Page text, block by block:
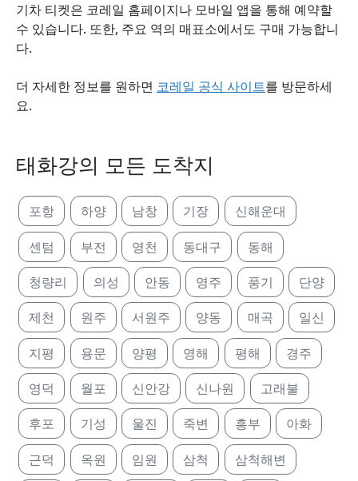
기차 티켓은 코레일 홈페이지나 모바일 앱을 통해 예약할
수 있습니다. 또한, 주요 역의 매표소에서도 구매 가능합니
다.
더 자세한 정보를 원하면 코레일 공식 사이트를 방문하세
요.
태화강의 모든 도착지
포항 하양 남창 기장 신해운대
센텀 부전 영천 동대구 동해
청량리 의성 안동 영주 풍기 단양
제천 원주 서원주 양동 매곡 일신
지평 용문 양평 영해 평해 경주
영덕 월포 신안강 신나원 고래불
후포 기성 울진 죽변 흥부 아화
근덕 옥원 임원 삼척 삼척해변